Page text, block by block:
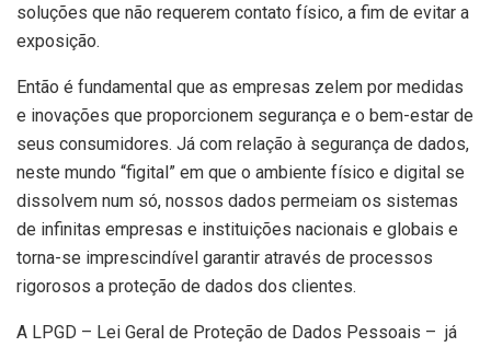
soluções que não requerem contato físico, a fim de evitar a
exposição.
Então é fundamental que as empresas zelem por medidas
e inovações que proporcionem segurança e o bem-estar de
seus consumidores. Já com relação à segurança de dados,
neste mundo “figital” em que o ambiente físico e digital se
dissolvem num só, nossos dados permeiam os sistemas
de infinitas empresas e instituições nacionais e globais e
torna-se imprescindível garantir através de processos
rigorosos a proteção de dados dos clientes.
A LPGD – Lei Geral de Proteção de Dados Pessoais – já